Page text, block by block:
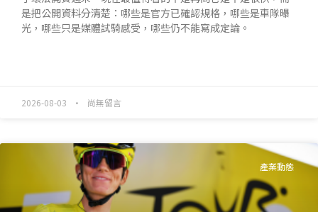
是把公開資料分清楚：哪些是官方已確認規格，哪些是車隊曝
光，哪些只是媒體試騎感受，哪些仍不能寫成定論。
2026-08-03 尚無留言
產業動態